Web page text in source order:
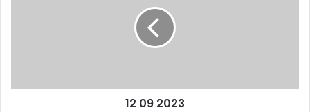
12 09 2023